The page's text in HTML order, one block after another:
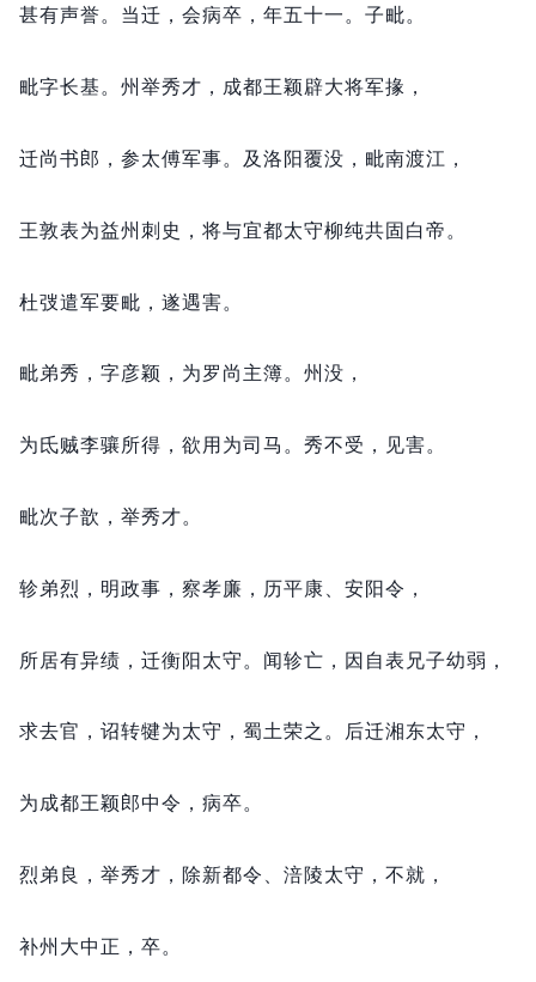
甚有声誉。 当迁， 会病卒， 年五十一。 子毗。
毗字长基。 州举秀才， 成都王颖辟大将军掾，
迁尚书郎， 参太傅军事。 及洛阳覆没， 毗南渡江，
王敦表为益州刺史， 将与宜都太守柳纯共固白帝。
杜弢遣军要毗， 遂遇害。
毗弟秀， 字彦颖， 为罗尚主簿。 州没，
为氐贼李骧所得， 欲用为司马。 秀不受， 见害。
毗次子歆， 举秀才。
轸弟烈， 明政事， 察孝廉， 历平康、安阳令，
所居有异绩， 迁衡阳太守。 闻轸亡， 因自表兄子幼弱，
求去官， 诏转犍为太守， 蜀土荣之。 后迁湘东太守，
为成都王颖郎中令， 病卒。
烈弟良， 举秀才， 除新都令、涪陵太守， 不就，
补州大中正， 卒。